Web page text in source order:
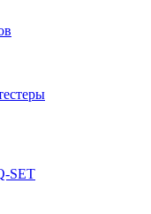
SET